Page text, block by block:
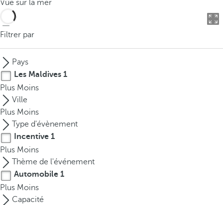
o
c
n
p
r
e
s
s
t
e
d
o
w
n
Vue sur la mer
Filtrer par
Pays
Les Maldives 1
Plus Moins
Ville
Plus Moins
Type d'évènement
Incentive 1
Plus Moins
Thème de l'événement
Automobile 1
Plus Moins
Capacité